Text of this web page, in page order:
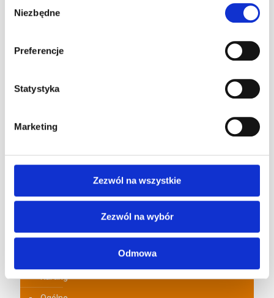
zgody
Niezbędne
Preferencje
Statystyka
Marketing
Zezwól na wszystkie
Zezwól na wybór
Odmowa
26 czerwca 2026
22 czerwca 2026
Prezent dla kierowcy – najlepsze pomysły
na upominek dla pasjonata motoryzacji
Kategorie artykułów
A1Karting Challenge
Karting